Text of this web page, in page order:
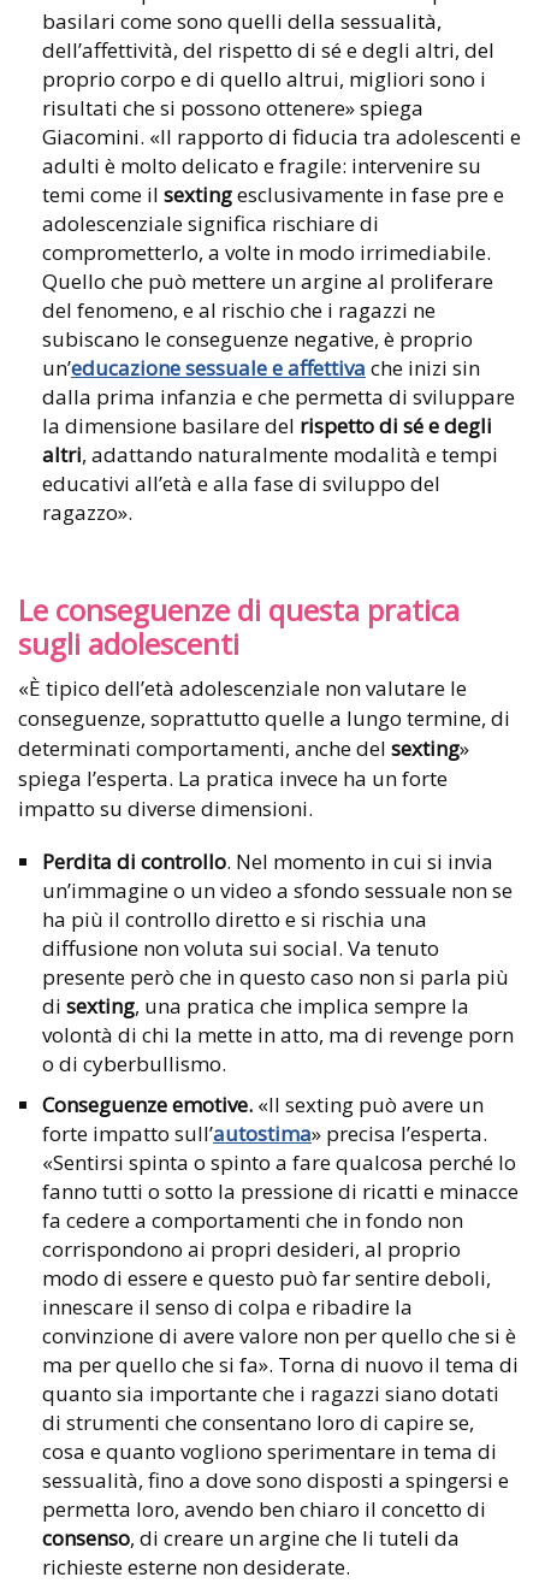
basilari come sono quelli della sessualità,
dell’affettività, del rispetto di sé e degli altri, del
proprio corpo e di quello altrui, migliori sono i
risultati che si possono ottenere» spiega
Giacomini. «Il rapporto di fiducia tra adolescenti e
adulti è molto delicato e fragile: intervenire su
temi come il sextingesclusivamente in fase pre e
adolescenziale significa rischiare di
comprometterlo, a volte in modo irrimediabile.
Quello che può mettere un argine al proliferare
del fenomeno, e al rischio che i ragazzi ne
subiscano le conseguenze negative, è proprio
un’educazione sessuale e affettiva che inizi sin
dalla prima infanzia e che permetta di sviluppare
la dimensione basilare del rispetto di sé e degli
altri, adattando naturalmente modalità e tempi
educativi all’età e alla fase di sviluppo del
ragazzo».
Le conseguenze di questa pratica
sugli adolescenti
«È tipico dell’età adolescenziale non valutare le
conseguenze, soprattutto quelle a lungo termine, di
determinati comportamenti, anche del sexting»
spiega l’esperta. La pratica invece ha un forte
impatto su diverse dimensioni.
Perdita di controllo. Nel momento in cui si invia
un’immagine o un video a sfondo sessuale non se
ha più il controllo diretto e si rischia una
diffusione non voluta sui social. Va tenuto
presente però che in questo caso non si parla più
di sexting, una pratica che implica sempre la
volontà di chi la mette in atto, ma di revenge porn
o di cyberbullismo.
Conseguenze emotive. «Il sexting può avere un
forte impatto sull’autostima» precisa l’esperta.
«Sentirsi spinta o spinto a fare qualcosa perché lo
fanno tutti o sotto la pressione di ricatti e minacce
fa cedere a comportamenti che in fondo non
corrispondono ai propri desideri, al proprio
modo di essere e questo può far sentire deboli,
innescare il senso di colpa e ribadire la
convinzione di avere valore non per quello che si è
ma per quello che si fa». Torna di nuovo il tema di
quanto sia importante che i ragazzi siano dotati
di strumenti che consentano loro di capire se,
cosa e quanto vogliono sperimentare in tema di
sessualità, fino a dove sono disposti a spingersi e
permetta loro, avendo ben chiaro il concetto di
consenso, di creare un argine che li tuteli da
richieste esterne non desiderate.